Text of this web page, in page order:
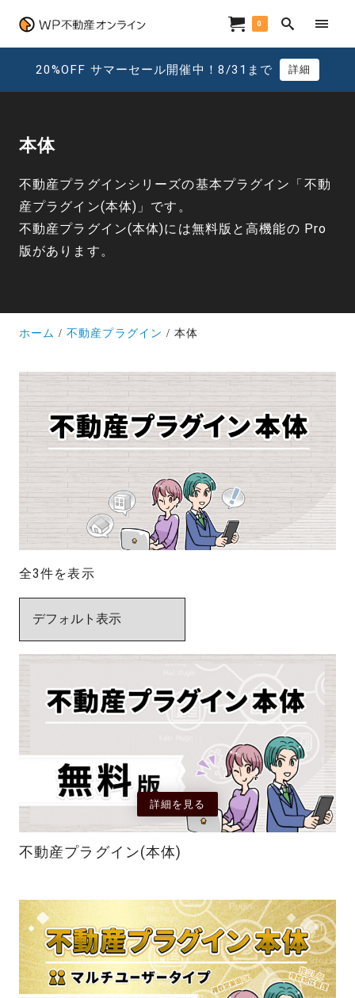
0
20%OFF サマーセール開催中！8/31まで 詳細
本体
不動産プラグインシリーズの基本プラグイン「不動
産プラグイン(本体)」です。
不動産プラグイン(本体)には無料版と高機能の Pro
版があります。
ホーム 不動産プラグイン 本体
全3件を表示
詳細を見る
不動産プラグイン(本体)